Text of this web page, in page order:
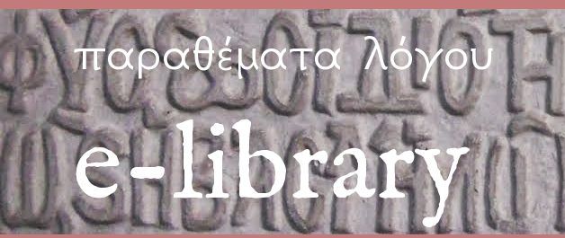
παραθέματα λόγου
e-library